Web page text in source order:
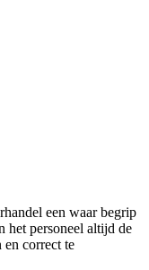
een waar begrip
het personeel altijd de
en correct te